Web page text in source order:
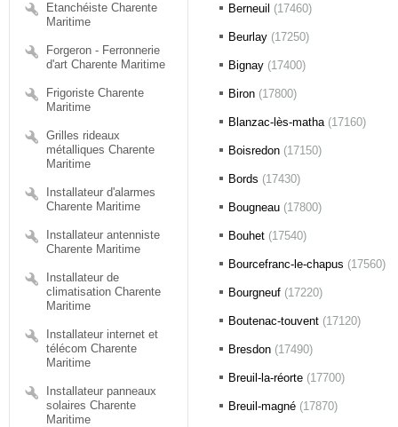
Etanchéiste Charente
Maritime
Forgeron - Ferronnerie
d'art Charente Maritime
Frigoriste Charente
Maritime
Grilles rideaux
métalliques Charente
Maritime
Installateur d'alarmes
Charente Maritime
Installateur antenniste
Charente Maritime
Installateur de
climatisation Charente
Maritime
Installateur internet et
télécom Charente
Maritime
Installateur panneaux
solaires Charente
Maritime
Berneuil (17460)
Beurlay (17250)
Bignay (17400)
Biron (17800)
Blanzac-lès-matha (17160)
Boisredon (17150)
Bords (17430)
Bougneau (17800)
Bouhet (17540)
Bourcefranc-le-chapus (17560)
Bourgneuf (17220)
Boutenac-touvent (17120)
Bresdon (17490)
Breuil-la-réorte (17700)
Breuil-magné (17870)